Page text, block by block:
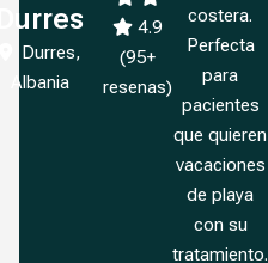
Durres,
Albania
4.9
(95+
resenas)
costera.
Perfecta
para
pacientes
que quieren
vacaciones
de playa
con su
tratamiento.